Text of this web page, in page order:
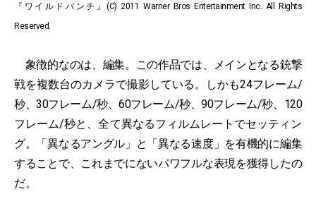
『ワイルドバンチ』(C) 2011 Warner Bros Entertainment Inc. All Rights
Reserved.
象徴的なのは、編集。この作品では、メインとなる銃撃
戦を複数台のカメラで撮影している。しかも24フレーム/
秒、30フレーム/秒、60フレーム/秒、90フレーム/秒、120
フレーム/秒と、全て異なるフィルムレートでセッティン
グ。「異なるアングル」と「異なる速度」を有機的に編集
することで、これまでにないパワフルな表現を獲得したの
だ。